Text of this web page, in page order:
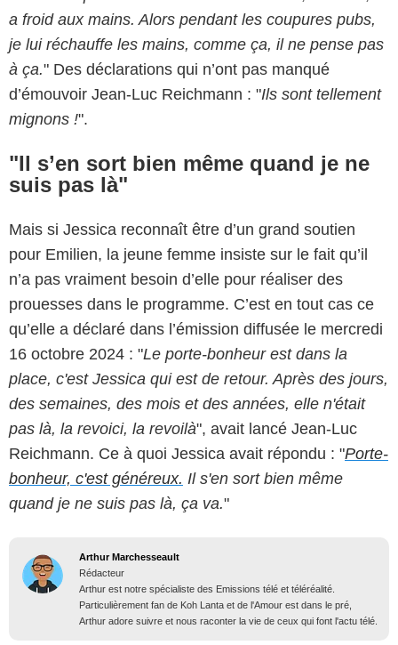
a froid aux mains. Alors pendant les coupures pubs,
je lui réchauffe les mains, comme ça, il ne pense pas
à ça." Des déclarations qui n’ont pas manqué
d’émouvoir Jean-Luc Reichmann : "Ils sont tellement
mignons !".
"Il s’en sort bien même quand je ne
suis pas là"
Mais si Jessica reconnaît être d’un grand soutien
pour Emilien, la jeune femme insiste sur le fait qu’il
n’a pas vraiment besoin d’elle pour réaliser des
prouesses dans le programme. C’est en tout cas ce
qu’elle a déclaré dans l’émission diffusée le mercredi
16 octobre 2024 : "Le porte-bonheur est dans la
place, c'est Jessica qui est de retour. Après des jours,
des semaines, des mois et des années, elle n'était
pas là, la revoici, la revoilà", avait lancé Jean-Luc
Reichmann. Ce à quoi Jessica avait répondu : "Porte-
bonheur, c'est généreux. Il s'en sort bien même
quand je ne suis pas là, ça va."
Arthur Marchesseault
Rédacteur
Arthur est notre spécialiste des Emissions télé et téléréalité.
Particulièrement fan de Koh Lanta et de l'Amour est dans le pré,
Arthur adore suivre et nous raconter la vie de ceux qui font l'actu télé.